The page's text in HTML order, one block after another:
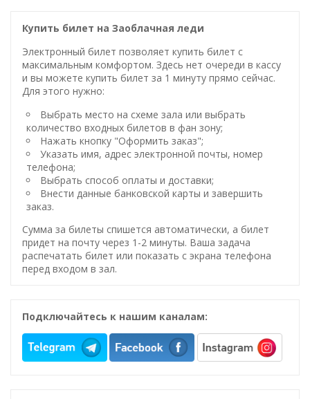
Купить билет на Заоблачная леди
Электронный билет позволяет купить билет с
максимальным комфортом. Здесь нет очереди в кассу
и вы можете купить билет за 1 минуту прямо сейчас.
Для этого нужно:
Выбрать место на схеме зала или выбрать
количество входных билетов в фан зону;
Нажать кнопку "Оформить заказ";
Указать имя, адрес электронной почты, номер
телефона;
Выбрать способ оплаты и доставки;
Внести данные банковской карты и завершить
заказ.
Сумма за билеты спишется автоматически, а билет
придет на почту через 1-2 минуты. Ваша задача
распечатать билет или показать с экрана телефона
перед входом в зал.
Подключайтесь к нашим каналам: